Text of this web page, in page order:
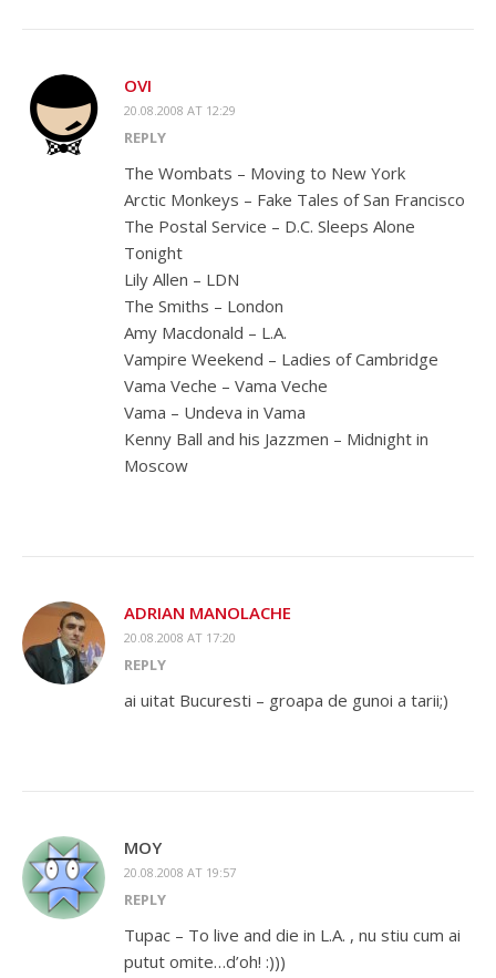
OVI
20.08.2008 AT 12:29
REPLY
The Wombats – Moving to New York
Arctic Monkeys – Fake Tales of San Francisco
The Postal Service – D.C. Sleeps Alone
Tonight
Lily Allen – LDN
The Smiths – London
Amy Macdonald – L.A.
Vampire Weekend – Ladies of Cambridge
Vama Veche – Vama Veche
Vama – Undeva in Vama
Kenny Ball and his Jazzmen – Midnight in
Moscow
ADRIAN MANOLACHE
20.08.2008 AT 17:20
REPLY
ai uitat Bucuresti – groapa de gunoi a tarii;)
MOY
20.08.2008 AT 19:57
REPLY
Tupac – To live and die in L.A. , nu stiu cum ai
putut omite…d’oh! :)))